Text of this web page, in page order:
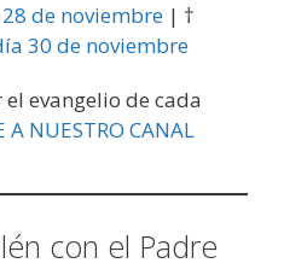
de noviembre| †
30 de noviembre
evangelio de cada
A NUESTRO CANAL
con el Padre